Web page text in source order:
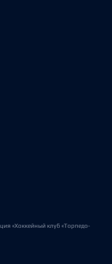
«Хоккейный клуб «Торпедо-